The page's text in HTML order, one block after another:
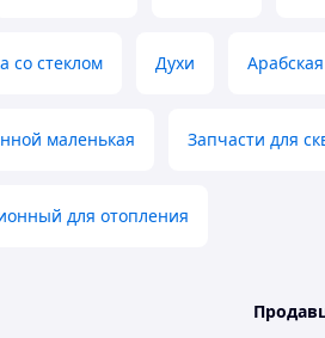
со стеклом Духи Арабская
маленькая Запчасти для
для отопления